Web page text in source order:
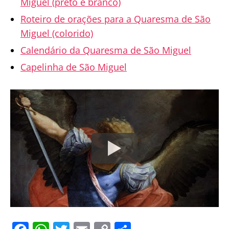
Roteiro de orações para a Quaresma de São
Miguel (colorido)
Calendário da Quaresma de São Miguel
Capelinha de São Miguel